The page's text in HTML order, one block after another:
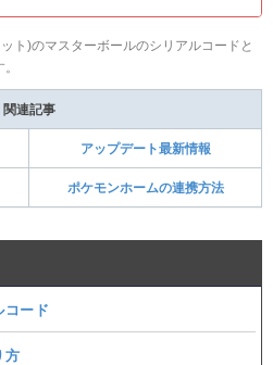
ト)のマスターボールのシリアルコードと
関連記事
アップデート最新情報
ポケモンホームの連携方法
ード
方